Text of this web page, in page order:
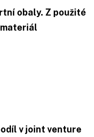
obaly. Z použité
v joint venture